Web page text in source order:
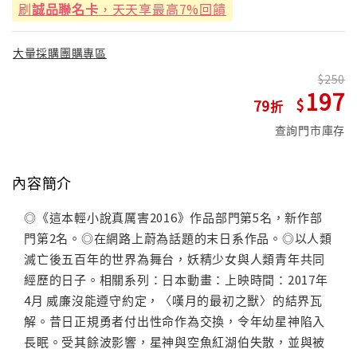
刷誠品聯名卡 ，天天享最高7%回饋
大量採購團購專區
79
250
197
查詢門市庫存
內容簡介
◎《這本輕小說真厲害2016》作品部門第5名，新作部
門第2名。◎在網路上蔚為話題的末日系作品。◎以人類
滅亡後五百年的世界為舞台，妖精少女與人類青年共同
經歷的日子。相關系列：日本動畫：上映時間：2017年
4月 威廉沒能遵守約定，〈嘆月的最初之獸〉的結界瓦
解。昔日正規勇者付出性命作為交換，令年幼星神陷入
長眠。受其餘波影響，星神與空魚紅湖伯失散，並與被